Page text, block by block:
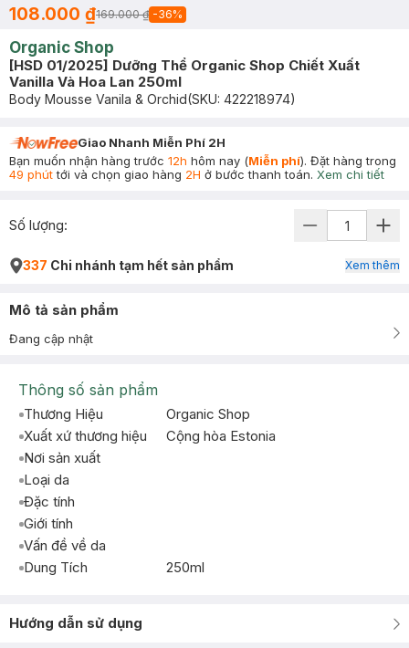
108.000 ₫169.000 ₫ -36%
Organic Shop
[HSD 01/2025] Dưỡng Thể Organic Shop Chiết Xuất
Vanilla Và Hoa Lan 250ml
Body Mousse Vanila & Orchid(SKU: 422218974)
Giao Nhanh Miễn Phí 2H
Bạn muốn nhận hàng trước 12h hôm nay (Miễn phí). Đặt hàng trong
49 phúttới và chọn giao hàng 2H ở bước thanh toán. Xem chi tiết
Số lượng:
337 Chi nhánh tạm hết sản phẩm Xem thêm
Mô tả sản phẩm
Đang cập nhật
Thông số sản phẩm
Thương Hiệu
Organic Shop
Xuất xứ thương hiệu
Cộng hòa Estonia
Nơi sản xuất
Loại da
Đặc tính
Giới tính
Vấn đề về da
Dung Tích
250ml
Hướng dẫn sử dụng